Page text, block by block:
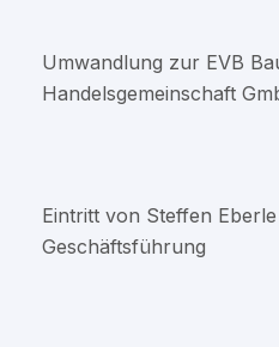
Umwandlung zur EVB
Handelsgemeinschaft
Eintritt von Steffen Eberle
Geschäftsführung